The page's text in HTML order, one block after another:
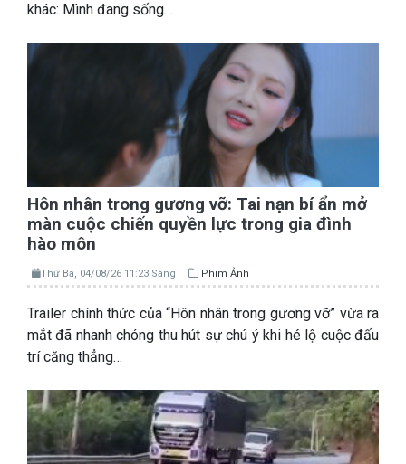
khác: Mình đang sống…
Hôn nhân trong gương vỡ: Tai nạn bí ẩn mở
màn cuộc chiến quyền lực trong gia đình
hào môn
Thứ Ba, 04/08/26 11:23 Sáng Phim Ảnh
Trailer chính thức của “Hôn nhân trong gương vỡ” vừa ra
mắt đã nhanh chóng thu hút sự chú ý khi hé lộ cuộc đấu
trí căng thẳng…